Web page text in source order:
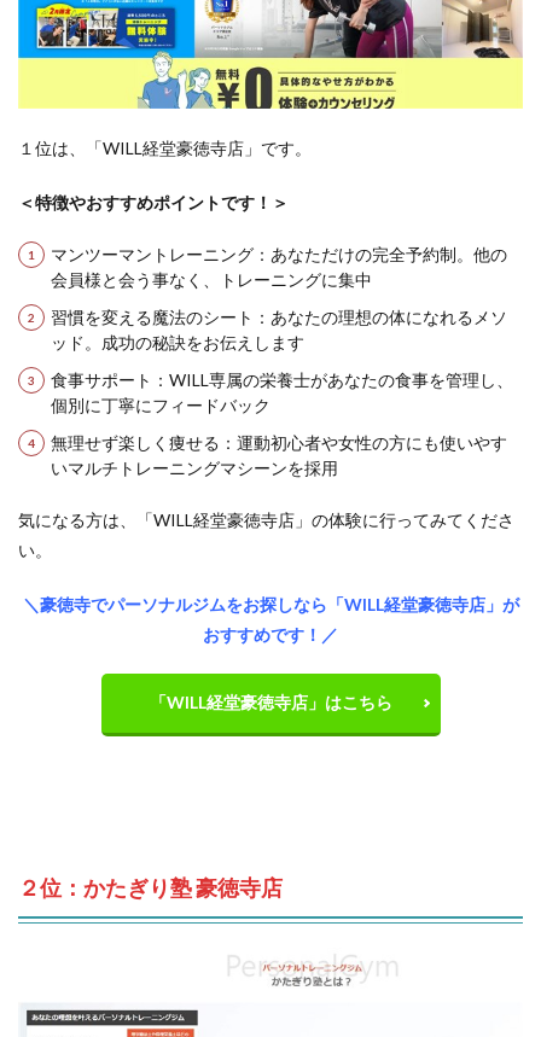
１位は、「WILL経堂豪徳寺店」です。
＜特徴やおすすめポイントです！＞
マンツーマントレーニング：あなただけの完全予約制。他の
会員様と会う事なく、トレーニングに集中
習慣を変える魔法のシート：あなたの理想の体になれるメソ
ッド。成功の秘訣をお伝えします
食事サポート：WILL専属の栄養士があなたの食事を管理し、
個別に丁寧にフィードバック
無理せず楽しく痩せる：運動初心者や女性の方にも使いやす
いマルチトレーニングマシーンを採用
気になる方は、「WILL経堂豪徳寺店」の体験に行ってみてくださ
い。
＼豪徳寺でパーソナルジムをお探しなら「WILL経堂豪徳寺店」が
おすすめです！／
「WILL経堂豪徳寺店」はこちら
２位：かたぎり塾 豪徳寺店